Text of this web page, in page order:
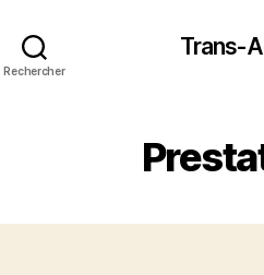
Rechercher
Trans-